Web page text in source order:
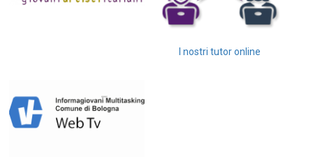
I nostri tutor online